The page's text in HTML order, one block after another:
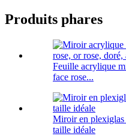
Produits phares
Feuille acrylique
face rose...
Miroir en plexiglas
taille idéale